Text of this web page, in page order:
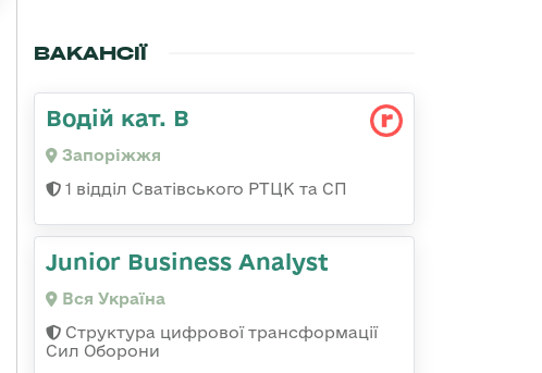
ВАКАНСІЇ
Водій кат. В
Запоріжжя
1 відділ Сватівського РТЦК та СП
Junior Business Analyst
Вся Україна
Структура цифрової трансформації
Сил Оборони